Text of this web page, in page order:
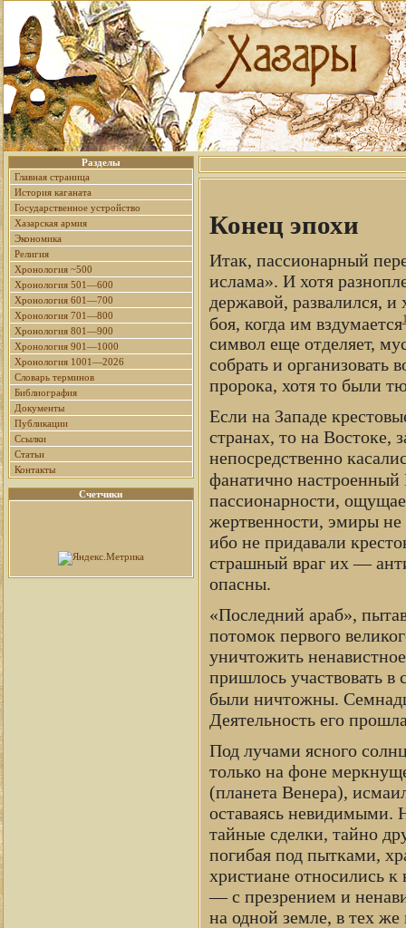
Разделы
Главная страница
История каганата
Государственное устройство
Хазарская армия
Экономика
Религия
Хронология ~500
Хронология 501—600
Хронология 601—700
Хронология 701—800
Хронология 801—900
Хронология 901—1000
Хронология 1001—2026
Словарь терминов
Библиография
Документы
Публикации
Ссылки
Статьи
Контакты
Счетчики
Конец эпохи
Итак, пассионарный
ислама». И хотя
державой, развалился, и
боя, когда им вздумается
символ еще отделяет,
собрать и организовать
пророка, хотя то были
Если на Западе
странах, то на Востоке,
непосредственно
фанатично настроенный
пассионарности,
жертвенности, эмиры не
ибо не придавали
страшный враг их —
опасны.
«Последний араб»,
потомок первого
уничтожить
пришлось участвовать
были ничтожны.
Деятельность его
Под лучами ясного
только на фоне
(планета Венера),
оставаясь
тайные сделки, тайно
погибая под пытками,
христиане относились
— с презрением и
на одной земле, в тех